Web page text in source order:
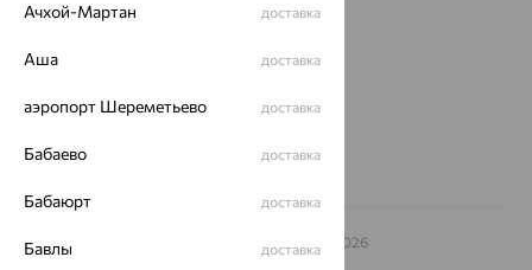
еще 3
Другие города
Заказать звонок
© ООО «Ювелирный дом «Кристалл»,
– 2026
Карта сайта
Ачхой-Мартан доставка
Аша доставка
аэропорт Шереметьево доставка
Бабаево доставка
Бабаюрт доставка
Бавлы доставка